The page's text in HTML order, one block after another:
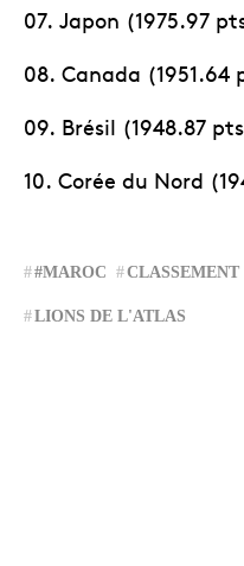
07. Japon (1975.97
08. Canada (1951.64
09. Brésil (1948.87
10. Corée du Nord
#MAROC CLASSEMENT
LIONS DE L'ATLAS